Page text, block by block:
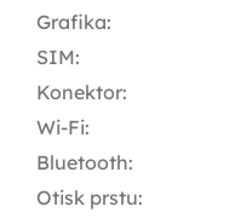
Grafika:
SIM:
Konektor:
Wi-Fi:
Bluetooth:
Otisk prstu: